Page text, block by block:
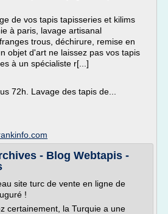
de vos tapis tapisseries et kilims
à paris, lavage artisanal
trous, déchirure, remise en
objet d'art ne laissez pas vos tapis
à un spécialiste r[...]
72h. Lavage des tapis de...
- Blog Webtapis -
site turc de vente en ligne de
!
certainement, la Turquie a une